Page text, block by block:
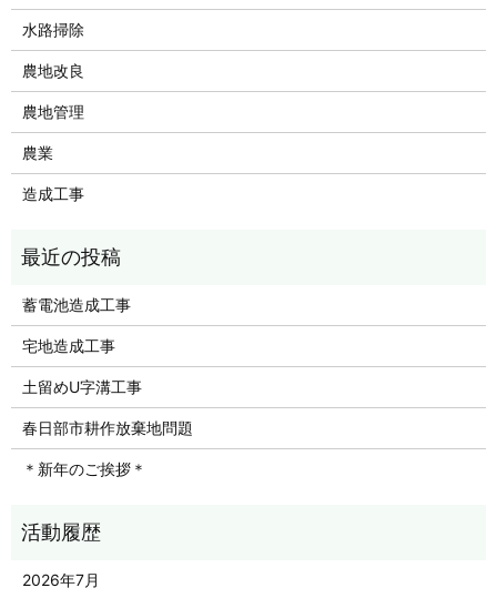
水路掃除
農地改良
農地管理
農業
造成工事
蓄電池造成工事
宅地造成工事
土留めU字溝工事
春日部市耕作放棄地問題
＊新年のご挨拶＊
2026年7月